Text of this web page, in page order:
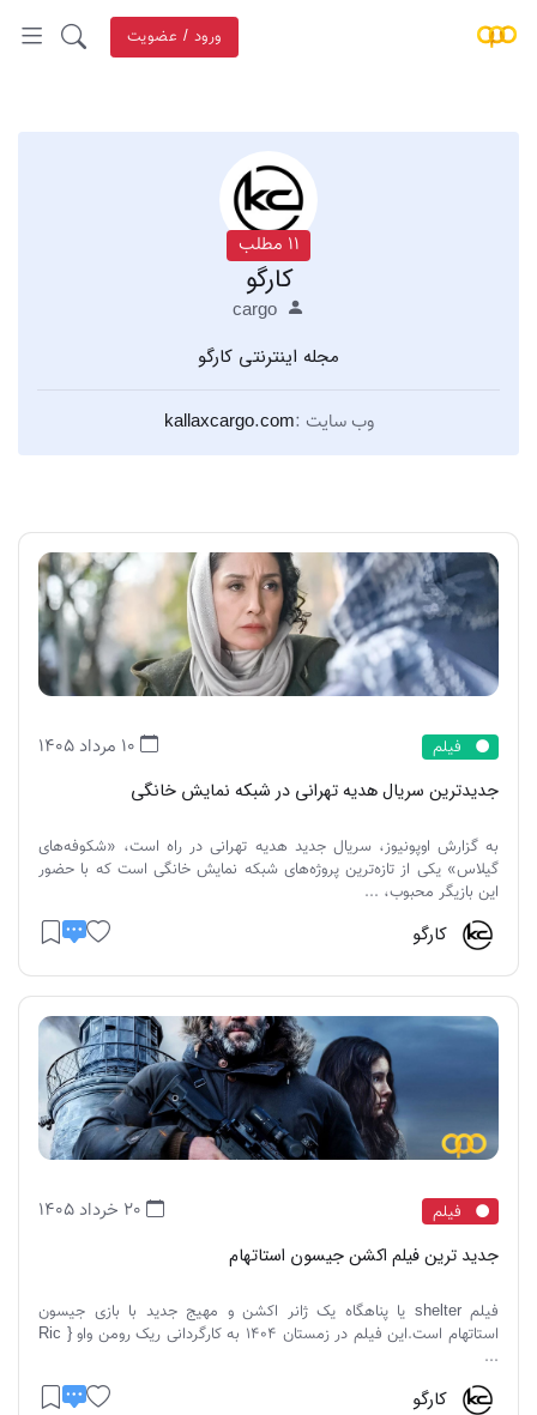
ورود / عضویت
11 مطلب
کارگو
مجله اینترنتی کارگو
وب سایت :kallaxcargo.com
فیلم
جدیدترین سریال هدیه تهرانی در شبکه نمایش خانگی
به گزارش اوپونیوز، سریال جدید هدیه تهرانی در راه است، «شکوفه‌های
گیلاس» یکی از تازه‌ترین پروژه‌های شبکه نمایش خانگی است که با حضور
این بازیگر محبوب، ...
کارگو
فیلم
جدید ترین فیلم اکشن جیسون استاتهام
فیلم shelter یا پناهگاه یک ژانر اکشن و مهیج جدید با بازی جیسون
استاتهام است.این فیلم در زمستان 1404 به کارگردانی ریک رومن واو { Ric
...
کارگو